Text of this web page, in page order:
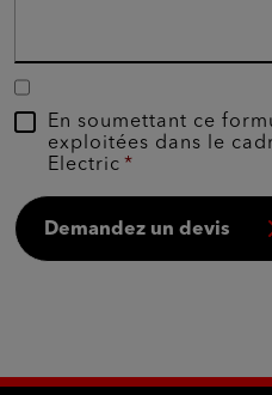
En soumettant ce
exploitées dans le
Electric
Demandez un devis